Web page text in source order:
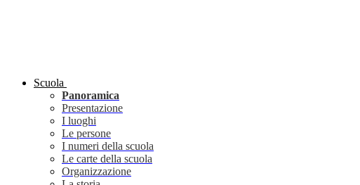
Scuola
Panoramica
Presentazione
I luoghi
Le persone
I numeri della scuola
Le carte della scuola
Organizzazione